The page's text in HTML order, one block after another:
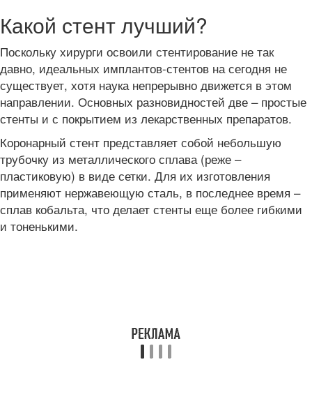
Какой стент лучший?
Поскольку хирурги освоили стентирование не так
давно, идеальных имплантов-стентов на сегодня не
существует, хотя наука непрерывно движется в этом
направлении. Основных разновидностей две – простые
стенты и с покрытием из лекарственных препаратов.
Коронарный стент представляет собой небольшую
трубочку из металлического сплава (реже –
пластиковую) в виде сетки. Для их изготовления
применяют нержавеющую сталь, в последнее время –
сплав кобальта, что делает стенты еще более гибкими
и тоненькими.